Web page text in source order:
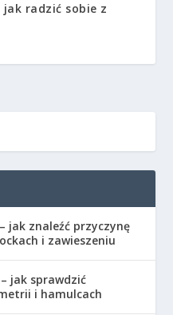
radzić sobie z
jak znaleźć przyczynę
i zawieszeniu
jak sprawdzić
i hamulcach